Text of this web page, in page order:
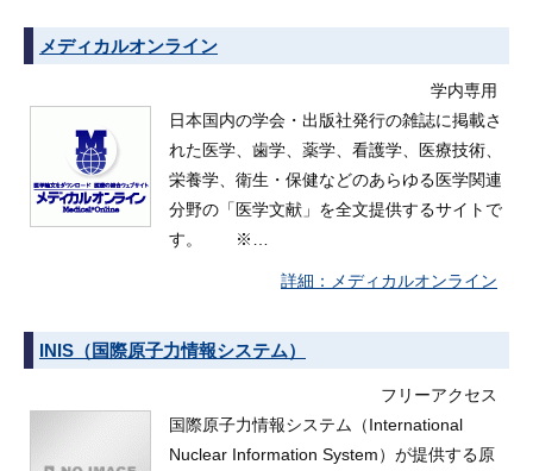
メディカルオンライン
学内専用
日本国内の学会・出版社発行の雑誌に掲載さ
れた医学、歯学、薬学、看護学、医療技術、
栄養学、衛生・保健などのあらゆる医学関連
分野の「医学文献」を全文提供するサイトで
す。 ※…
メディカルオンライン
INIS（国際原子力情報システム）
フリーアクセス
国際原子力情報システム（International
Nuclear Information System）が提供する原